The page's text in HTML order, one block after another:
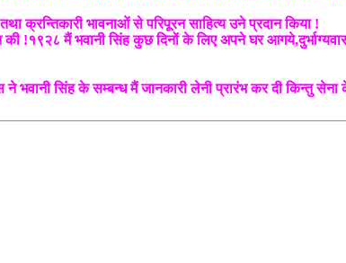
क्रन्तिकारी भावनाओं से परिपूरन साहित्य उने प्रदान किया !
!१९२८ मैं भवानी सिंह कुछ दिनों के लिए अपने घर
सिंह के सम्बन्ध मैं जानकारी लेनी प्रारंभ कर दी किन्तु